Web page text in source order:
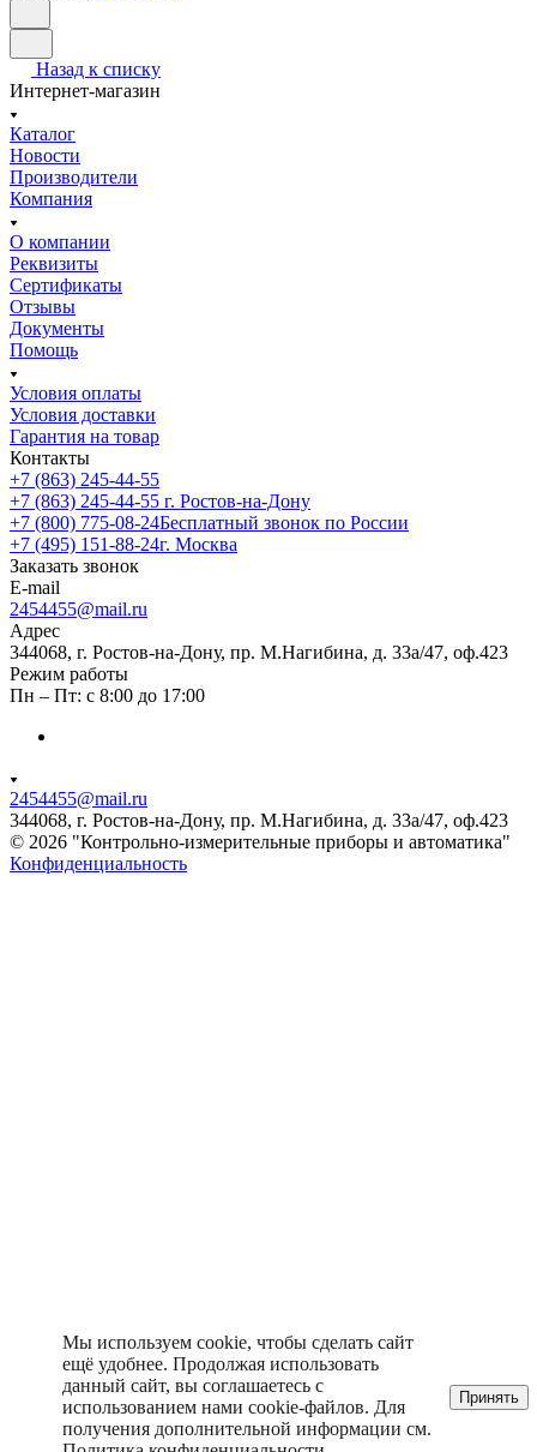
Назад к списку
Интернет-магазин
Каталог
Новости
Производители
Компания
О компании
Реквизиты
Сертификаты
Отзывы
Документы
Помощь
Условия оплаты
Условия доставки
Гарантия на товар
Контакты
+7 (863) 245-44-55
+7 (863) 245-44-55 г. Ростов-на-Дону
+7 (800) 775-08-24Бесплатный звонок по России
+7 (495) 151-88-24г. Москва
Заказать звонок
E-mail
2454455@mail.ru
Адрес
344068, г. Ростов-на-Дону, пр. М.Нагибина, д. 33а/47, оф.423
Режим работы
Пн – Пт: с 8:00 до 17:00
2454455@mail.ru
344068, г. Ростов-на-Дону, пр. М.Нагибина, д. 33а/47, оф.423
© 2026 "Контрольно-измерительные приборы и автоматика"
Конфиденциальность
Мы используем cookie, чтобы сделать сайт
ещё удобнее. Продолжая использовать
данный сайт, вы соглашаетесь с
использованием нами cookie-файлов. Для
получения дополнительной информации см.
Принять